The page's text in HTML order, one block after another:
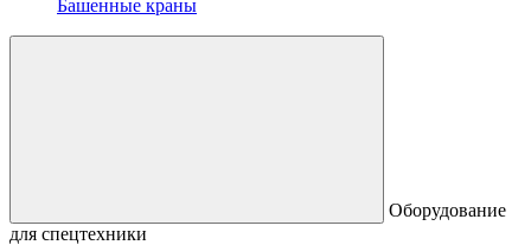
Башенные краны
Оборудование
для спецтехники